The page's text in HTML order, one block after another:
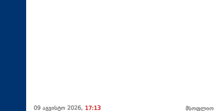
09 აგვისტო 2026, 17:13 მსოფლიო